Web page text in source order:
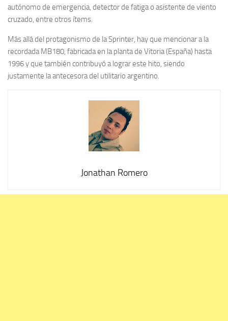
autónomo de emergencia, detector de fatiga o asistente de viento
cruzado, entre otros ítems.
Más allá del protagonismo de la Sprinter, hay que mencionar a la
recordada MB180, fabricada en la planta de Vitoria (España) hasta
1996 y que también contribuyó a lograr este hito, siendo
justamente la antecesora del utilitario argentino.
Jonathan Romero